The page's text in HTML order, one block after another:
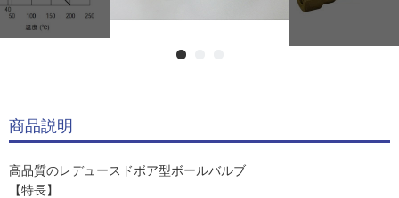
商品説明
高品質のレデュースドボア型ボールバルブ
【特長】